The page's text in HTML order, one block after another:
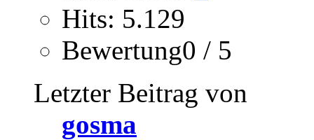
Hits: 5.129
Bewertung0 / 5
Letzter Beitrag von
gosma